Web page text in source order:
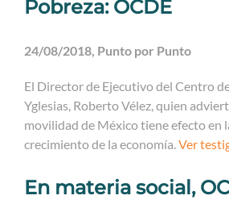
Pobreza: OCDE
24/08/2018, Punto por Punto
El Director de Ejecutivo del Centro
Yglesias, Roberto Vélez, quien
movilidad de México tiene efecto en
crecimiento de la economía.Ver
En materia social,